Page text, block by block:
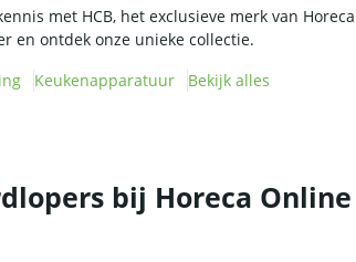
met HCB, het exclusieve merk van
en ontdek onze unieke collectie.
Keukenapparatuur Bekijk alles
bij Horeca